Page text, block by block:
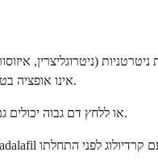
יכולים לגרום לירידה חמורה, שעלולה להיות מסכנת חיים, בלחץ הדם. אם אתה נוטל ניטרטים בכל צורה, Tadalafil אינו אופציה בטוחה.
חוסמי אלפא המשמשים ל-BPH או ללחץ דם גבוה יכולים גם הם לגרום להורדת לחץ דם מצטברת. שילוב זה דורש ניהול רפואי זהיר והתאמת מינון.